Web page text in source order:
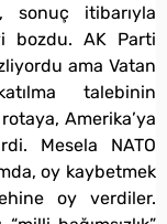
sonuç itibarıyla
bozdu. AK Parti
ama Vatan
talebinin
Amerika’ya
Mesela NATO
oy kaybetmek
oy verdiler.